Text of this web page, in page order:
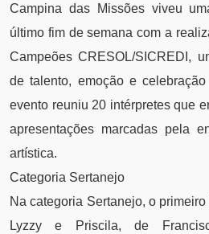
Campina das Missões viveu
último fim de semana com a
Campeões CRESOL/SICREDI,
de talento, emoção e
evento reuniu 20 intérpretes que
apresentações marcadas pela
artística.
Categoria Sertanejo
Na categoria Sertanejo, o
Lyzzy e Priscila, de